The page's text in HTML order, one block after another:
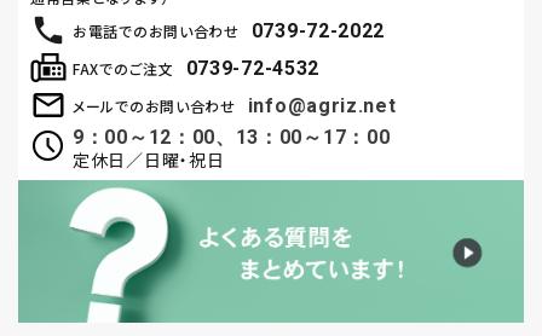
お電話でのお問い合わせ 0739-72-2022
メールでのお問い合わせ
info@agriz.net
9：00～12：00、13：00～17：00
定休日／日曜・祝日
FAXでのご注文 0739-72-4532